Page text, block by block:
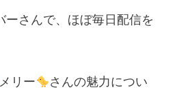
ーさんで、ほぼ毎日配信を
メリー
さんの魅力につい